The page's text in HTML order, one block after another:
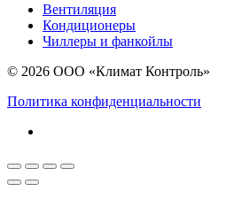
Вентиляция
Кондиционеры
Чиллеры и фанкойлы
© 2026 ООО «Климат Контроль»
Политика конфиденциальности